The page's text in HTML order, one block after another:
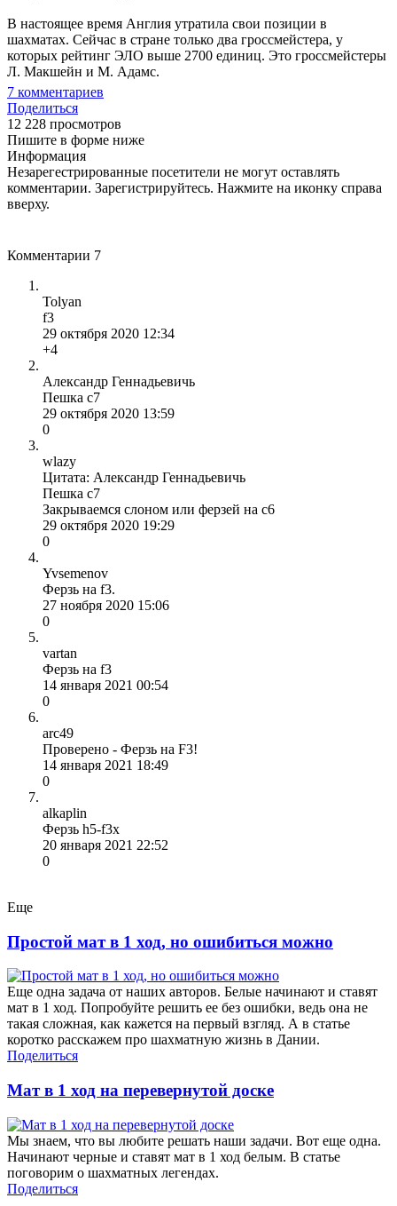
В настоящее время Англия утратила свои позиции в
шахматах. Сейчас в стране только два гроссмейстера, у
которых рейтинг ЭЛО выше 2700 единиц. Это гроссмейстеры
Л. Макшейн и М. Адамс.
7 комментариев
Поделиться
12 228 просмотров
Пишите в форме ниже
Информация
Незарегестрированные посетители не могут оставлять
комментарии. Зарегистрируйтесь. Нажмите на иконку справа
вверху.
Комментарии 7
Tolyan
f3
29 октября 2020 12:34
+4
Александр Геннадьевичь
Пешка с7
29 октября 2020 13:59
0
wlazy
Цитата: Александр Геннадьевичь
Пешка с7
Закрываемся слоном или ферзей на с6
29 октября 2020 19:29
0
Yvsemenov
Ферзь на f3.
27 ноября 2020 15:06
0
vartan
Ферзь на f3
14 января 2021 00:54
0
arc49
Проверено - Ферзь на F3!
14 января 2021 18:49
0
alkaplin
Ферзь h5-f3x
20 января 2021 22:52
0
Еще
Простой мат в 1 ход, но ошибиться можно
Еще одна задача от наших авторов. Белые начинают и ставят
мат в 1 ход. Попробуйте решить ее без ошибки, ведь она не
такая сложная, как кажется на первый взгляд. А в статье
коротко расскажем про шахматную жизнь в Дании.
Поделиться
Мат в 1 ход на перевернутой доске
Мы знаем, что вы любите решать наши задачи. Вот еще одна.
Начинают черные и ставят мат в 1 ход белым. В статье
поговорим о шахматных легендах.
Поделиться